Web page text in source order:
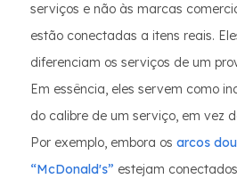
serviços e não às marcas
estão conectadas a itens reais.
diferenciam os serviços de um
Em essência, eles servem como
do calibre de um serviço, em vez
Por exemplo, embora os arcos
“McDonald's” estejam